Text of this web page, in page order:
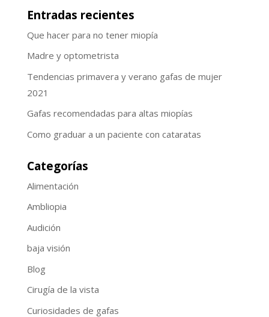
Entradas recientes
Que hacer para no tener miopía
Madre y optometrista
Tendencias primavera y verano gafas de mujer
2021
Gafas recomendadas para altas miopías
Como graduar a un paciente con cataratas
Categorías
Alimentación
Ambliopia
Audición
baja visión
Blog
Cirugía de la vista
Curiosidades de gafas